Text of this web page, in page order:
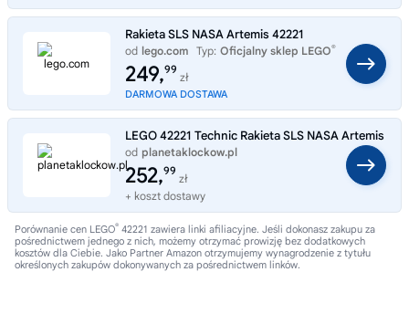
Rakieta SLS NASA Artemis 42221
od lego.com Typ: Oficjalny sklep LEGO®
249,99
zł
DARMOWA DOSTAWA
LEGO 42221 Technic Rakieta SLS NASA Artemis
od planetaklockow.pl
Typ: Sklep internetowy
252,99
zł
+ koszt dostawy
Porównanie cen LEGO® 42221 zawiera linki afiliacyjne. Jeśli dokonasz zakupu za
pośrednictwem jednego z nich, możemy otrzymać prowizję bez dodatkowych
kosztów dla Ciebie. Jako Partner Amazon otrzymujemy wynagrodzenie z tytułu
określonych zakupów dokonywanych za pośrednictwem linków.